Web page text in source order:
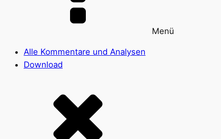
Menü
Alle Kommentare und Analysen
Download